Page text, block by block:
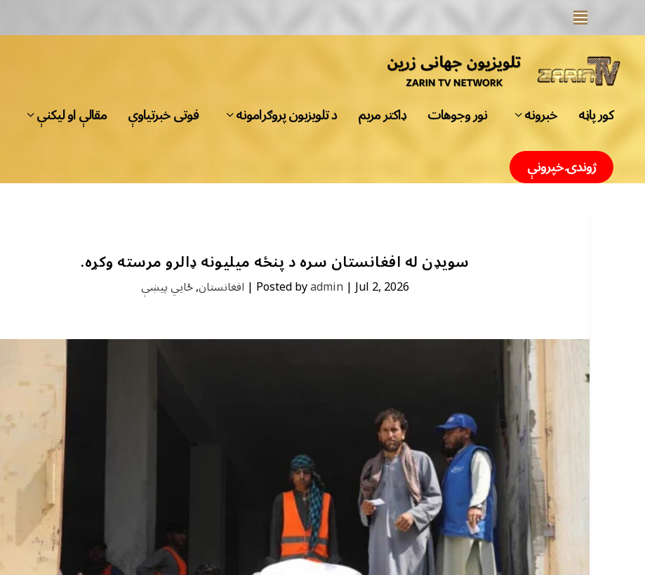
کور پاڼه خبرونه نور وجوهات ډاکتر مریم د تلویزیون پروګرامونه فوتی خبرتیاوې مقالې او لیکنې
ژوندۍ خپرونې
سویډن له افغانستان سره د پنځه میلیونه ډالرو مرسته وکړه.
Posted byadmin |Jul 2, 2026
| افغانستان,ځايي پیښې